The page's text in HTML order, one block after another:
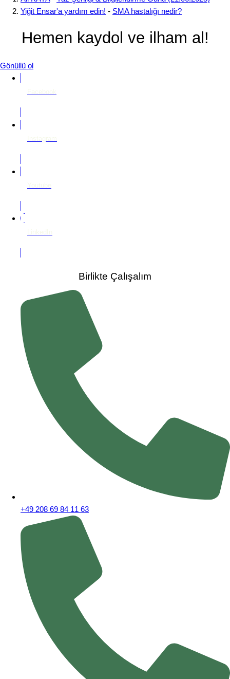
Yiğit Ensar'a yardım edin! - SMA hastalığı nedir?
Hemen kaydol ve ilham al!
Gönüllü ol
Birlikte Çalışalım
+49 208 69 84 11 63